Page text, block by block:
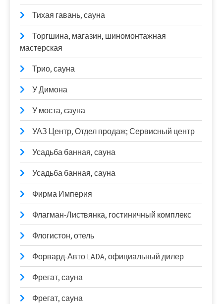
Тихая гавань, сауна
Торгшина, магазин, шиномонтажная
мастерская
Трио, сауна
У Димона
У моста, сауна
УАЗ Центр, Отдел продаж; Сервисный центр
Усадьба банная, сауна
Усадьба банная, сауна
Фирма Империя
Флагман-Листвянка, гостиничный комплекс
Флогистон, отель
Форвард-Авто LADA, официальный дилер
Фрегат, сауна
Фрегат, сауна